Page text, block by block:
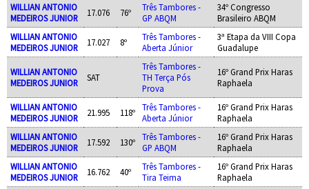
WILLIAN ANTONIO
MEDEIROS JUNIOR
17.076 76º
Três Tambores -
GP ABQM
34º Congresso
Brasileiro ABQM
WILLIAN ANTONIO
MEDEIROS JUNIOR
17.027 8º
Três Tambores -
Aberta Júnior
3ª Etapa da VIII Copa
Guadalupe
WILLIAN ANTONIO
MEDEIROS JUNIOR
SAT
Três Tambores -
TH Terça Pós
Prova
16º Grand Prix Haras
Raphaela
WILLIAN ANTONIO
MEDEIROS JUNIOR
21.995 118º
Três Tambores -
Aberta Júnior
16º Grand Prix Haras
Raphaela
WILLIAN ANTONIO
MEDEIROS JUNIOR
17.592 130º
Três Tambores -
GP ABQM
16º Grand Prix Haras
Raphaela
WILLIAN ANTONIO
MEDEIROS JUNIOR
16.762 40º
Três Tambores -
Tira Teima
16º Grand Prix Haras
Raphaela